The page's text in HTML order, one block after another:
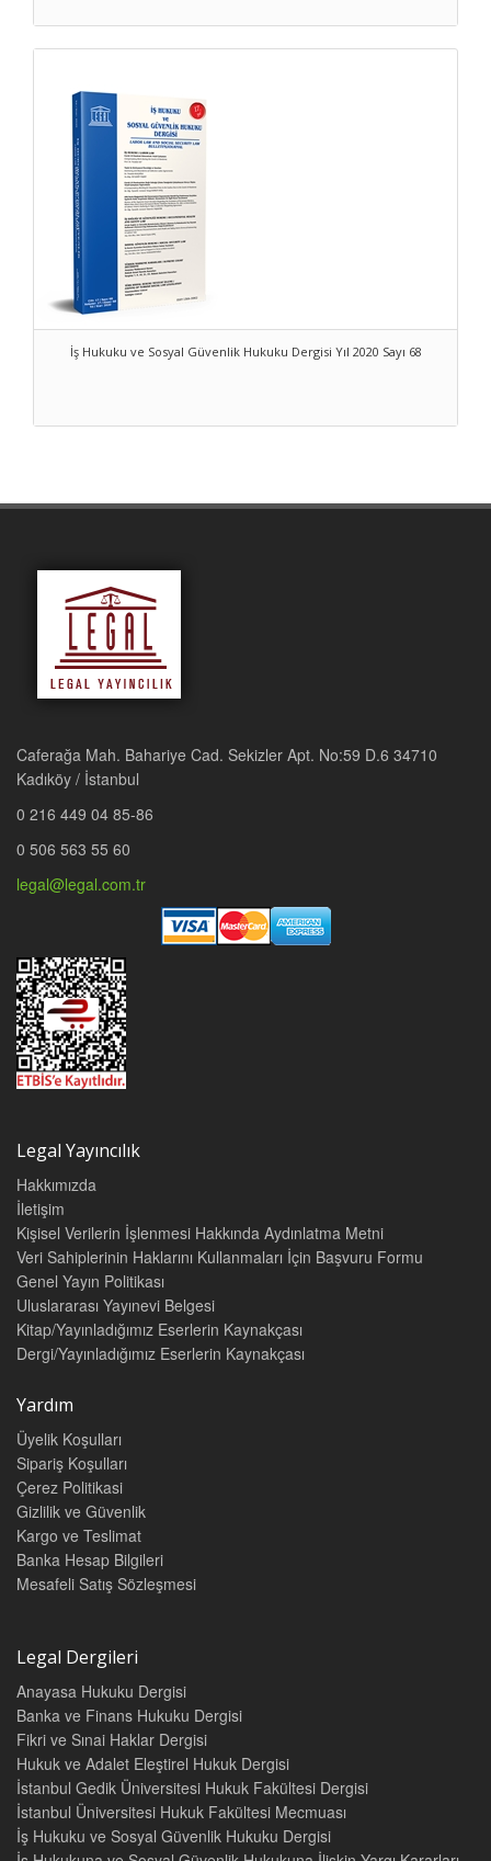
İş Hukuku ve Sosyal Güvenlik Hukuku Dergisi Yıl 2020 Sayı 68
Caferağa Mah. Bahariye Cad. Sekizler Apt. No:59 D.6 34710
Kadıköy / İstanbul
0 216 449 04 85-86
0 506 563 55 60
legal@legal.com.tr
Legal Yayıncılık
Hakkımızda
İletişim
Kişisel Verilerin İşlenmesi Hakkında Aydınlatma Metni
Veri Sahiplerinin Haklarını Kullanmaları İçin Başvuru Formu
Genel Yayın Politikası
Uluslararası Yayınevi Belgesi
Kitap/Yayınladığımız Eserlerin Kaynakçası
Dergi/Yayınladığımız Eserlerin Kaynakçası
Yardım
Üyelik Koşulları
Sipariş Koşulları
Çerez Politikasi
Gizlilik ve Güvenlik
Kargo ve Teslimat
Banka Hesap Bilgileri
Mesafeli Satış Sözleşmesi
Legal Dergileri
Anayasa Hukuku Dergisi
Banka ve Finans Hukuku Dergisi
Fikri ve Sınai Haklar Dergisi
Hukuk ve Adalet Eleştirel Hukuk Dergisi
İstanbul Gedik Üniversitesi Hukuk Fakültesi Dergisi
İstanbul Üniversitesi Hukuk Fakültesi Mecmuası
İş Hukuku ve Sosyal Güvenlik Hukuku Dergisi